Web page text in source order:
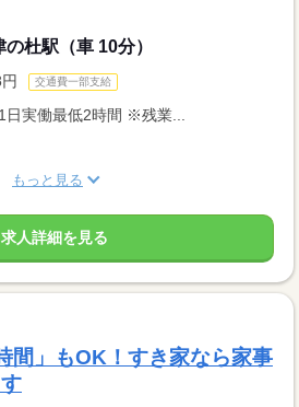
杜駅（車 10分）
交通費一部支給
実働最低2時間 ※残業...
もっと見る
求人詳細を見る
間」もOK！すき家なら家事